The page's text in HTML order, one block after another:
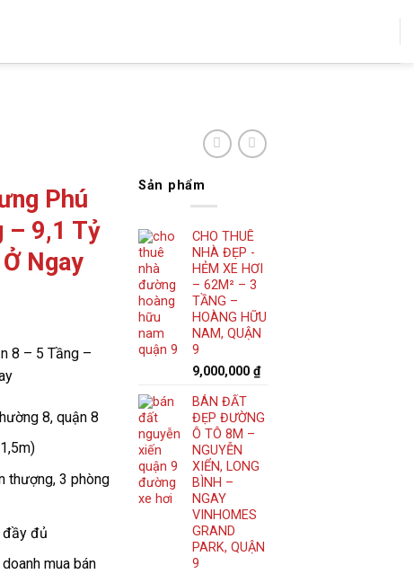
Phú
– 9,1 Tỷ
Ngay
8 – 5 Tầng –
8, quận 8
thượng, 3 phòng
đầy đủ
mua bán
Sản phẩm
CHO THUÊ
NHÀ ĐẸP -
HẺM XE HƠI
– 62M² – 3
TẦNG –
HOÀNG HỮU
NAM, QUẬN
9
9,000,000 ₫
BÁN ĐẤT
ĐẸP ĐƯỜNG
Ô TÔ 8M –
NGUYỄN
XIỂN, LONG
BÌNH –
NGAY
VINHOMES
GRAND
PARK, QUẬN
9